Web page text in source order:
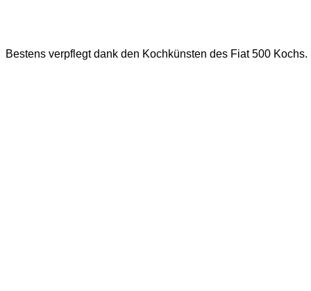
Bestens verpflegt dank den Kochkünsten des Fiat 500 Kochs.